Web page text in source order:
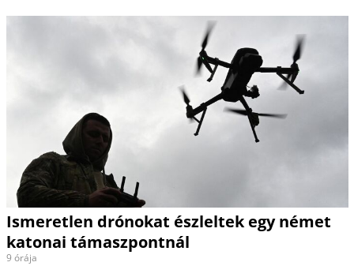
Ismeretlen drónokat észleltek egy német
katonai támaszpontnál
9 órája